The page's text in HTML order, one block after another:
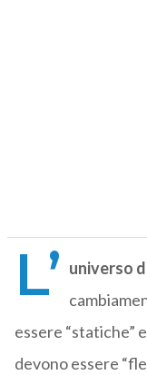
L’ universo
essere “statiche”
devono essere